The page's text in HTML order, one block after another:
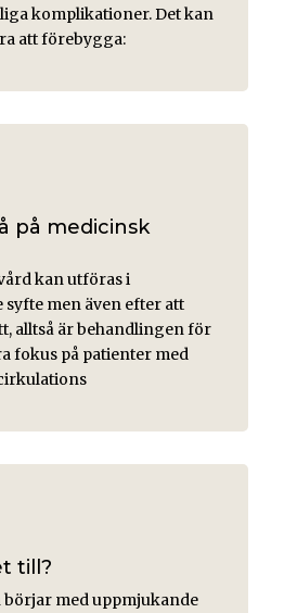
komplikationer. Det kan
att förebygga:
på medicinsk
kan utföras i
men även efter att
alltså är behandlingen för
fokus på patienter med
till?
med uppmjukande